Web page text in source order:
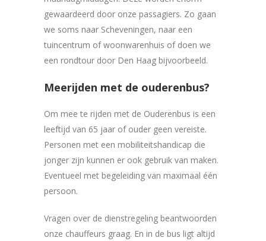
gewaardeerd door onze passagiers. Zo gaan
we soms naar Scheveningen, naar een
tuincentrum of woonwarenhuis of doen we
een rondtour door Den Haag bijvoorbeeld.
Meerijden met de ouderenbus?
Om mee te rijden met de Ouderenbus is een
leeftijd van 65 jaar of ouder geen vereiste.
Personen met een mobiliteitshandicap die
jonger zijn kunnen er ook gebruik van maken.
Eventueel met begeleiding van maximaal één
persoon.
Vragen over de dienstregeling beantwoorden
onze chauffeurs graag. En in de bus ligt altijd